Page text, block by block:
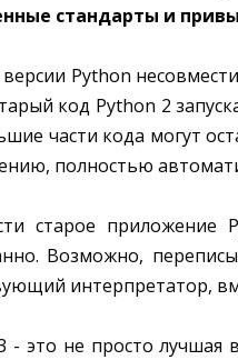
стандарты и
Python
код Python 2
части кода могут
полностью
старое
Возможно,
интерпретатор,
- это не просто лучшая